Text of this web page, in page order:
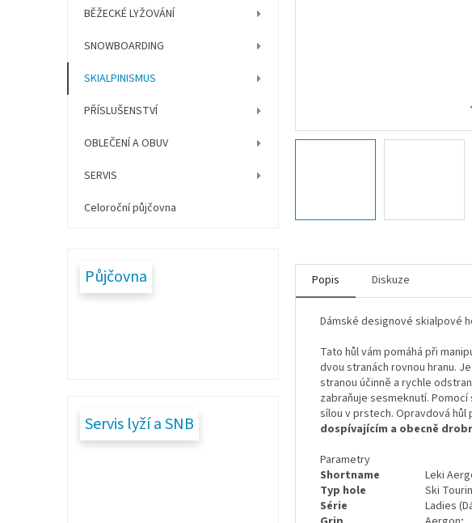
n
l
BĚŽECKÉ LYŽOVÁNÍ
SNOWBOARDING
SKIALPINISMUS
PŘÍSLUŠENSTVÍ
OBLEČENÍ A OBUV
SERVIS
Celoroční půjčovna
Půjčovna
Servis lyží a SNB
Popis Diskuze
Dámské designové skialpové
Tato hůl vám pomáhá při
dvou stranách rovnou hranu.
stranou účinně a rychle
zabraňuje sesmeknutí.
sílou v prstech. Opravdová hůl
dospívajícím a obecně
Parametry
Shortname
Leki
Typ hole
Ski
Série
Ladies